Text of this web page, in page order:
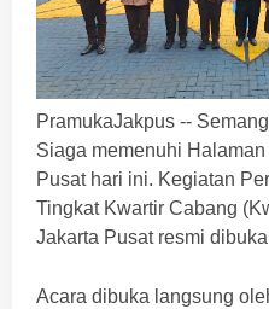
PramukaJakpus --
Siaga memenuhi
Pusat hari ini. Kegiatan
Tingkat Kwartir Cabang
Jakarta Pusat resmi
Acara dibuka langsung